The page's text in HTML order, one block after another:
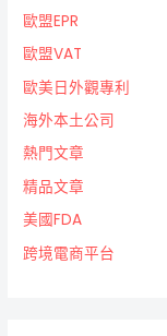
歐盟EPR
歐盟VAT
歐美日外觀專利
海外本土公司
熱門文章
精品文章
美國FDA
跨境電商平台